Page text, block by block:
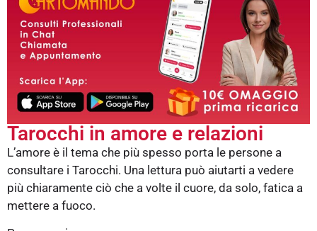
Tarocchi in amore e relazioni
L’amore è il tema che più spesso porta le persone a
consultare i Tarocchi. Una lettura può aiutarti a vedere
più chiaramente ciò che a volte il cuore, da solo, fatica a
mettere a fuoco.